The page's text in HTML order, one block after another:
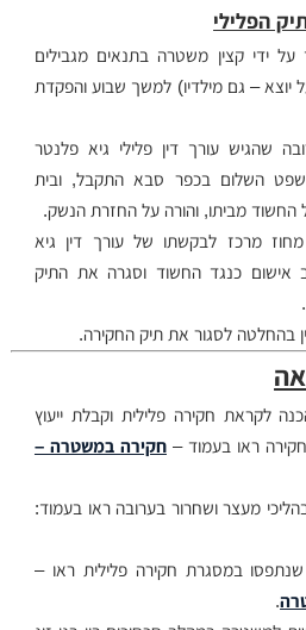
הפלילי
ידי קצין משטרה בתנאים מגבילים
יוצא – גם מילדיו) למשך שבוע והפקדת
שהגיש עורך דין פלילי גיא פלנטר
השלום בכפר סבא התקבל, ובית
מביתו, והורה על החזרת הנשק.
מרכז לבקשתו של עורך דין גיא
כנגד החשוד וסגרה את התיק
בהחלטה לסגור את תיק החקירה.
לקראת חקירה פלילית וקבלת ייעוץ
ראו בעמוד –חקירה במשטרה –
מעצר ושחרור בערובה ראו בעמוד:
במסגרת חקירה פלילית ראו –
.